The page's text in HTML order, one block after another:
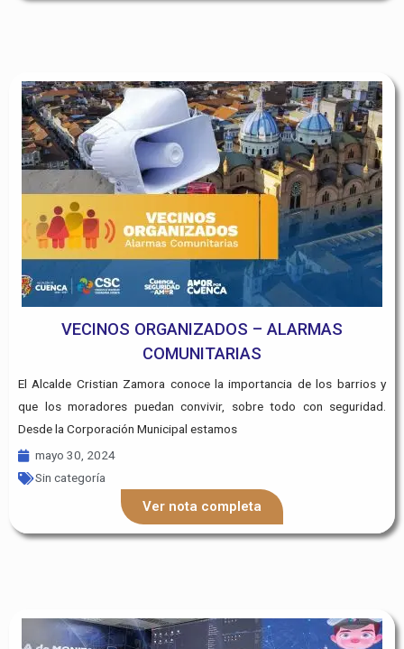
VECINOS ORGANIZADOS – ALARMAS
COMUNITARIAS
El Alcalde Cristian Zamora conoce la importancia de los barrios y
que los moradores puedan convivir, sobre todo con seguridad.
Desde la Corporación Municipal estamos
mayo 30, 2024
Sin categoría
Ver nota completa